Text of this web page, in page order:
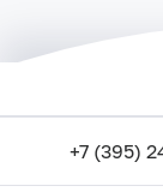
+7 (395)